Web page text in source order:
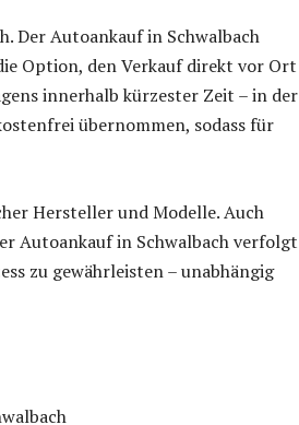
Der Autoankauf in Schwalbach
Option, den Verkauf direkt vor Ort
innerhalb kürzester Zeit – in der
übernommen, sodass für
Hersteller und Modelle. Auch
Autoankauf in Schwalbach verfolgt
zu gewährleisten – unabhängig